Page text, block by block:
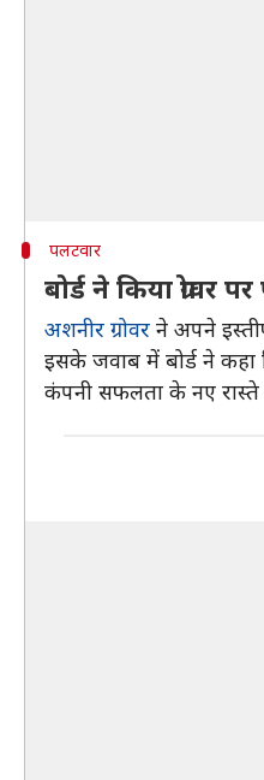
पलटवार
बोर्ड ने किया ग्रोवर
अशनीर ग्रोवर ने अपने
इसके जवाब में बोर्ड ने कहा
कंपनी सफलता के नए रास्ते